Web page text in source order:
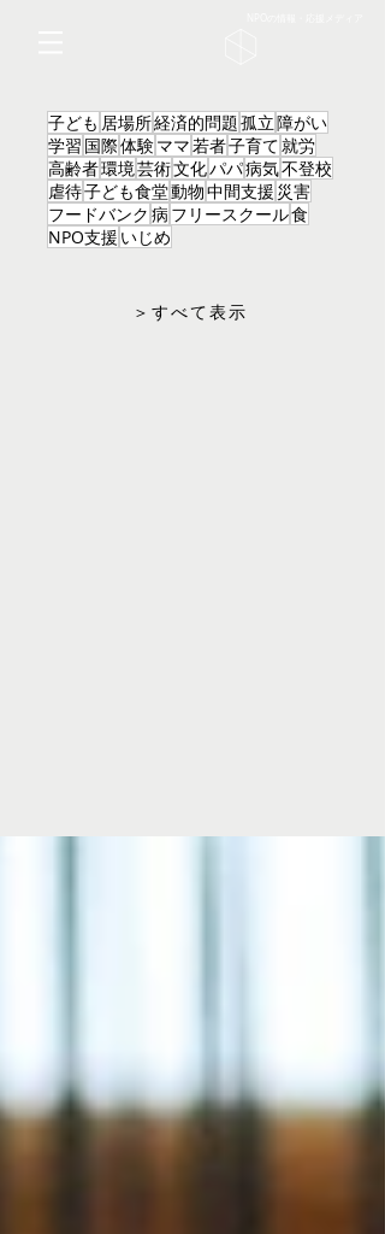
子ども 居場所経済的問題孤立障がい
学習 国際体験ママ若者子育て就労
高齢者環境芸術文化パパ病気不登校
虐待子ども食堂動物中間支援 災害
フードバンク 病 フリースクール食
NPO支援 いじめ
＞すべて表示